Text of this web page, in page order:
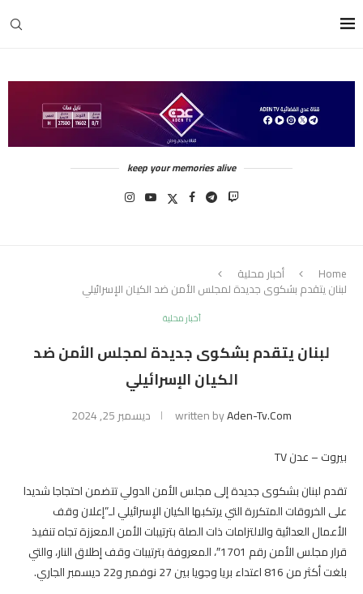
keep your memories alive
Home أخبار محلية
لبنان يتقدم بشكوى جديدة لمجلس الأمن ضد الكيان الإسرائيلي
أخبار محلية
لبنان يتقدم بشكوى جديدة لمجلس الأمن ضد
الكيان الإسرائيلي
written byAden-Tv.com
ديسمبر 25, 2024
بيروت – عدن TV
تقدم لبنان بشكوى جديدة إلى مجلس الأمن الدولي تتضمن احتجاجا شديدا
على الخروقات المتكررة التي يرتكبها الكيان الإسرائيلي لـ”إعلان وقف
الأعمال العدائية والالتزامات ذات الصلة بترتيبات الأمن المعززة تجاه تنفيذ
قرار مجلس الأمن رقم 1701″، المعروفة بترتيبات وقف إطلاق النار، والتي
بلغت أكثر من 816 اعتداء بريا وجويا بين 27 نوفمبر و22 ديسمبر الجاري.